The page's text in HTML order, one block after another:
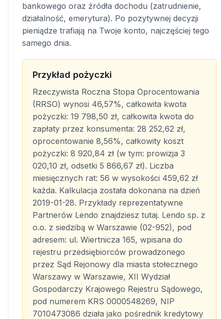
bankowego oraz źródła dochodu (zatrudnienie,
działalność, emerytura). Po pozytywnej decyzji
pieniądze trafiają na Twoje konto, najczęściej tego
samego dnia.
Przykład pożyczki
Rzeczywista Roczna Stopa Oprocentowania
(RRSO) wynosi 46,57%, całkowita kwota
pożyczki: 19 798,50 zł, całkowita kwota do
zapłaty przez konsumenta: 28 252,62 zł,
oprocentowanie 8,56%, całkowity koszt
pożyczki: 8 920,84 zł (w tym: prowizja 3
020,10 zł, odsetki 5 866,67 zł). Liczba
miesięcznych rat: 56 w wysokości 459,62 zł
każda. Kalkulacja została dokonana na dzień
2019-01-28. Przykłady reprezentatywne
Partnerów Lendo znajdziesz tutaj. Lendo sp. z
o.o. z siedzibą w Warszawie (02-952), pod
adresem: ul. Wiertnicza 165, wpisana do
rejestru przedsiębiorców prowadzonego
przez Sąd Rejonowy dla miasta stołecznego
Warszawy w Warszawie, XII Wydział
Gospodarczy Krajowego Rejestru Sądowego,
pod numerem KRS 0000548269, NIP
7010473086 działa jako pośrednik kredytowy